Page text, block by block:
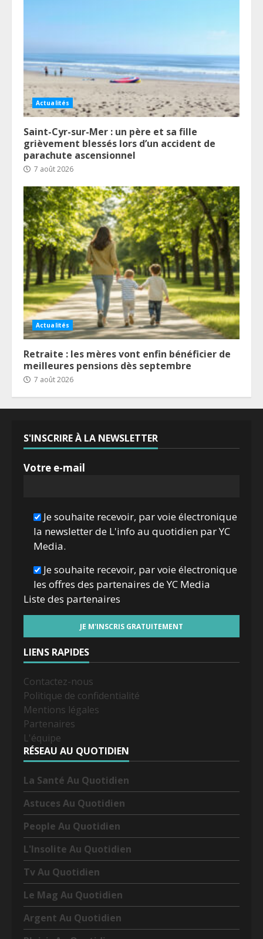
Actualités
Saint-Cyr-sur-Mer : un père et sa fille
grièvement blessés lors d’un accident de
parachute ascensionnel
7 août 2026
Actualités
Retraite : les mères vont enfin bénéficier de
meilleures pensions dès septembre
7 août 2026
S'INSCRIRE À LA NEWSLETTER
Votre e-mail
Je souhaite recevoir, par voie électronique
la newsletter de L'info au quotidien par YC
Media.
Je souhaite recevoir, par voie électronique
les offres des partenaires de YC Media
Liste des partenaires
LIENS RAPIDES
Contactez-nous
Politique de confidentialité
Mentions légales
Partenaires
L'équipe
RÉSEAU AU QUOTIDIEN
La Santé Au Quotidien
Astuces Au Quotidien
People Au Quotidien
L'Insolite Au Quotidien
Tv Au Quotidien
Le Mag Au Quotidien
Argent Au Quotidien